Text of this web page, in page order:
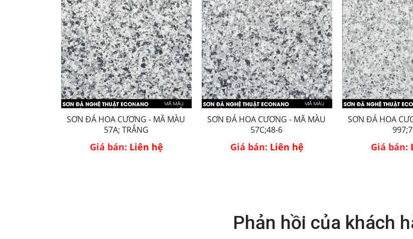
SƠN ĐÁ HOA CƯƠNG - MÃ MÀU
57A; TRẮNG
Giá bán: Liên hệ
SƠN ĐÁ HOA CƯƠNG - MÃ MÀU
57C;48-6
Giá bán: Liên hệ
SƠN ĐÁ HOA
Giá bán:
Phản hồi của khách